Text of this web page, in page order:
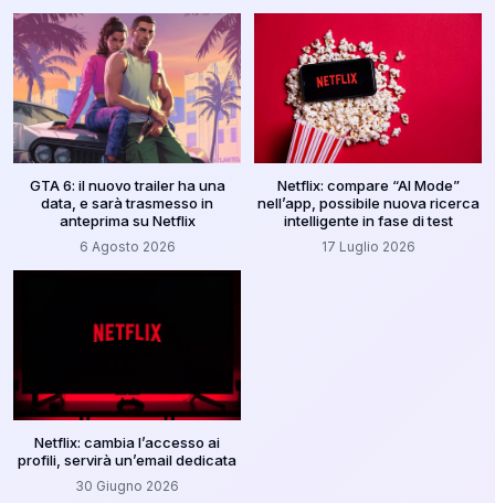
GTA 6: il nuovo trailer ha una
data, e sarà trasmesso in
anteprima su Netflix
6 Agosto 2026
Netflix: compare “AI Mode”
nell’app, possibile nuova ricerca
intelligente in fase di test
17 Luglio 2026
Netflix: cambia l’accesso ai
profili, servirà un’email dedicata
30 Giugno 2026